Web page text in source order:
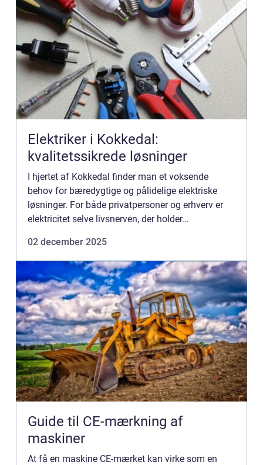
Elektriker i Kokkedal:
kvalitetssikrede løsninger
I hjertet af Kokkedal finder man et voksende
behov for bæredygtige og pålidelige elektriske
løsninger. For både privatpersoner og erhverv er
elektricitet selve livsnerven, der holder
02 december 2025
Guide til CE-mærkning af
maskiner
At få en maskine CE-mærket kan virke som en